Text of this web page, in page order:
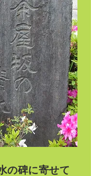
の碑に寄せて